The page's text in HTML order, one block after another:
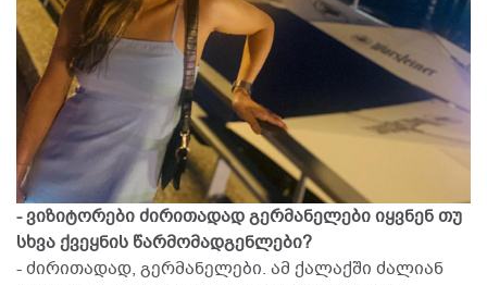
- ვიზიტორები ძირითადად გერმანელები იყვნენ თუ
სხვა ქვეყნის წარმომადგენლები?
- ძირითადად, გერმანელები. ამ ქალაქში ძალიან